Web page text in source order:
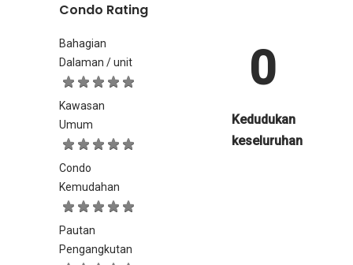
Condo Rating
Bahagian
Dalaman / unit
Kawasan
Umum
Condo
Kemudahan
Pautan
Pengangkutan
0
Kedudukan
keseluruhan